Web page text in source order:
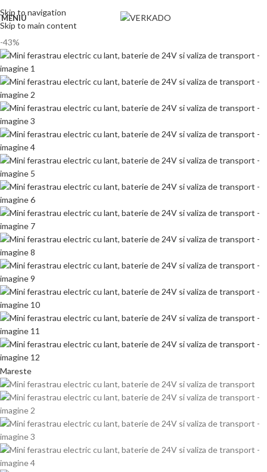
Skip to navigation
Skip to main content
MENIU
-43%
Mareste